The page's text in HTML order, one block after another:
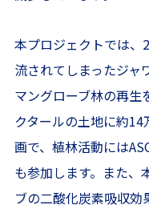
本プロジェクトでは、
流されてしまったジャ
マングローブ林の再生
クタールの土地に約
画で、植林活動には
も参加します。また、
ブの二酸化炭素吸収